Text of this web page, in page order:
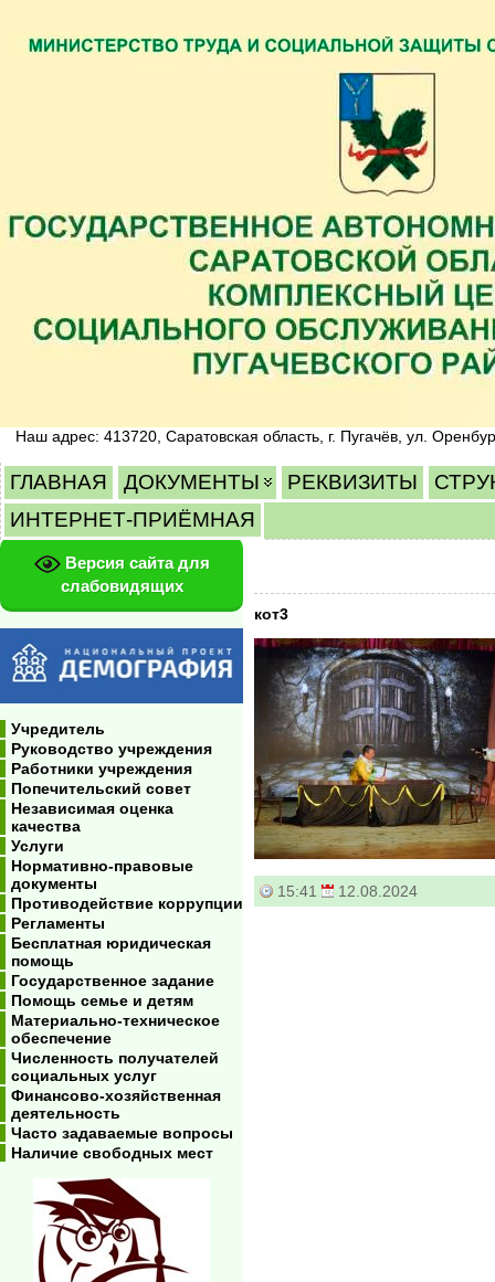
Наш адрес: 413720, Саратовская область, г. Пугачёв, ул.
ГЛАВНАЯ ДОКУМЕНТЫ РЕКВИЗИТЫ
ИНТЕРНЕТ-ПРИЁМНАЯ
Версия сайта для
слабовидящих
Учредитель
Руководство учреждения
Работники учреждения
Попечительский совет
Независимая оценка
качества
Услуги
Нормативно-правовые
документы
Противодействие коррупции
Регламенты
Бесплатная юридическая
помощь
Государственное задание
Помощь семье и детям
Материально-техническое
обеспечение
Численность получателей
социальных услуг
Финансово-хозяйственная
деятельность
Часто задаваемые вопросы
Наличие свободных мест
кот3
15:41 12.08.2024